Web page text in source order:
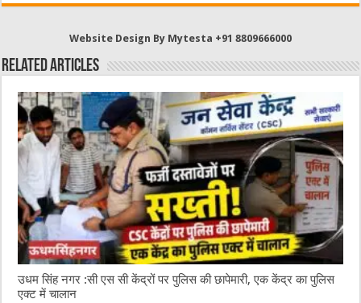
Website Design By Mytesta +91 8809666000
Related Articles
उधम सिंह नगर :सी एस सी केंद्रों पर पुलिस की छापेमारी, एक केंद्र का पुलिस
एक्ट में चालान